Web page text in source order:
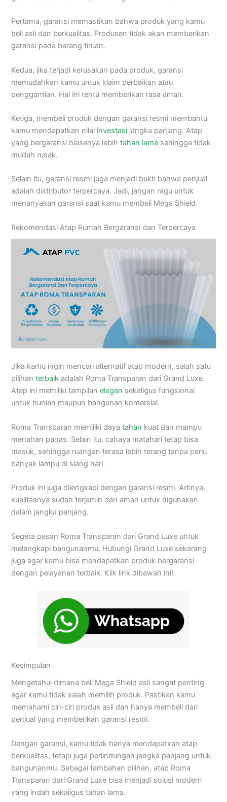
Pertama, garansi memastikan bahwa produk yang kamu
beli asli dan berkualitas. Produsen tidak akan memberikan
garansi pada barang tiruan.
Kedua, jika terjadi kerusakan pada produk, garansi
memudahkan kamu untuk klaim perbaikan atau
penggantian. Hal ini tentu memberikan rasa aman.
Ketiga, membeli produk dengan garansi resmi membantu
kamu mendapatkan nilai investasi jangka panjang. Atap
yang bergaransi biasanya lebihtahan lama sehingga tidak
mudah rusak.
Selain itu, garansi resmi juga menjadi bukti bahwa penjual
adalah distributor terpercaya. Jadi, jangan ragu untuk
menanyakan garansi saat kamu membeli Mega Shield.
Rekomendasi Atap Rumah Bergaransi dan Terpercaya
Jika kamu ingin mencari alternatif atap modern, salah satu
pilihanterbaik adalah Roma Transparan dari Grand Luxe.
Atap ini memiliki tampilanelegan sekaligus fungsional
untuk hunian maupun bangunan komersial.
Roma Transparan memiliki dayatahan kuat dan mampu
menahan panas. Selain itu, cahaya matahari tetap bisa
masuk, sehingga ruangan terasa lebih terang tanpa perlu
banyak lampu di siang hari.
Produk ini juga dilengkapi dengan garansi resmi. Artinya,
kualitasnya sudah terjamin dan aman untuk digunakan
dalam jangka panjang.
Segera pesan Roma Transparan dari Grand Luxe untuk
melengkapi bangunanmu. Hubungi Grand Luxe sekarang
juga agar kamu bisa mendapatkan produk bergaransi
dengan pelayanan terbaik. Klik link dibawah ini!
Kesimpulan
Mengetahui dimana beli Mega Shield asli sangat penting
agar kamu tidak salah memilih produk. Pastikan kamu
memahami ciri-ciri produk asli dan hanya membeli dari
penjual yang memberikan garansi resmi.
Dengan garansi, kamu tidak hanya mendapatkan atap
berkualitas, tetapi juga perlindungan jangka panjang untuk
bangunanmu. Sebagai tambahan pilihan, atap Roma
Transparan dari Grand Luxe bisa menjadi solusi modern
yang indah sekaligus tahan lama.